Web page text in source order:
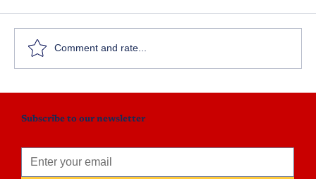
Comment and rate...
Subscribe to our newsletter